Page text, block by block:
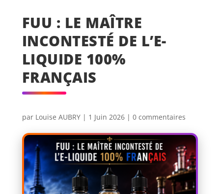
FUU : LE MAÎTRE
INCONTESTÉ DE L’E-
LIQUIDE 100%
FRANÇAIS
par Louise AUBRY| 1 Juin 2026| 0 commentaires